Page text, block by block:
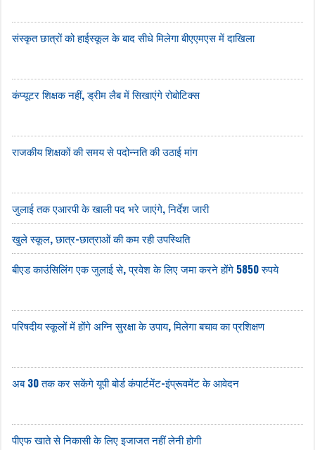
संस्कृत छात्रों को हाईस्कूल के बाद सीधे मिलेगा बीएएमएस में दाखिला
कंप्यूटर शिक्षक नहीं, ड्रीम लैब में सिखाएंगे रोबोटिक्स
राजकीय शिक्षकों की समय से पदोन्नति की उठाई मांग
जुलाई तक एआरपी के खाली पद भरे जाएंगे, निर्देश जारी
खुले स्कूल, छात्र-छात्राओं की कम रही उपस्थिति
बीएड काउंसिलिंग एक जुलाई से, प्रवेश के लिए जमा करने होंगे 5850 रुपये
परिषदीय स्कूलों में होंगे अग्नि सुरक्षा के उपाय, मिलेगा बचाव का प्रशिक्षण
अब 30 तक कर सकेंगे यूपी बोर्ड कंपार्टमेंट-इंप्रूवमेंट के आवेदन
पीएफ खाते से निकासी के लिए इजाजत नहीं लेनी होगी